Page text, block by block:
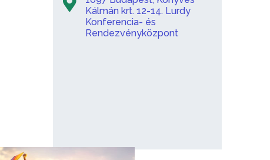
Kálmán krt. 12-14. Lurdy
Konferencia- és
Rendezvényközpont